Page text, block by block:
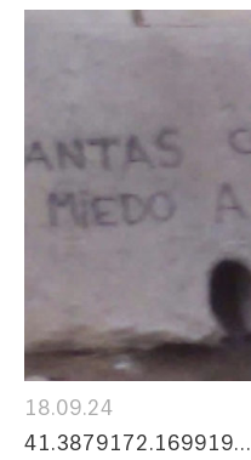
18.09.24
41.3879172.169919…